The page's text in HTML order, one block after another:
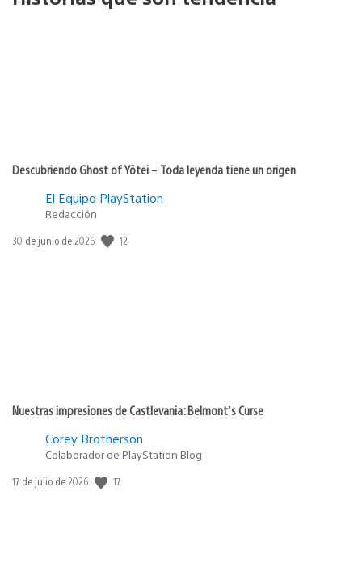
Descubriendo Ghost of Yōtei – Toda leyenda tiene un origen
El Equipo PlayStation
Redacción
Fecha
30 de junio de 2026 12
Nuestras impresiones de Castlevania: Belmont’s Curse
Corey Brotherson
Colaborador de PlayStation Blog
Fecha
17 de julio de 2026 17